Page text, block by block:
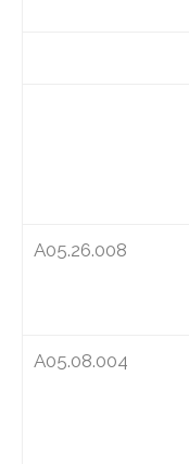
A05.26.008
A05.08.004